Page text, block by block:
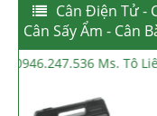
Cân Điện Tử -
Cân Sấy Ẩm - Cân
0946.247.536 Ms. Tô